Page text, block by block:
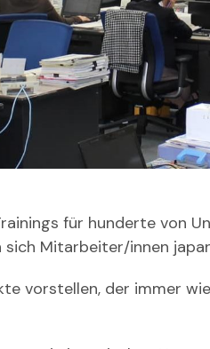
für hunderte von
Mitarbeiter/innen
vorstellen, der immer